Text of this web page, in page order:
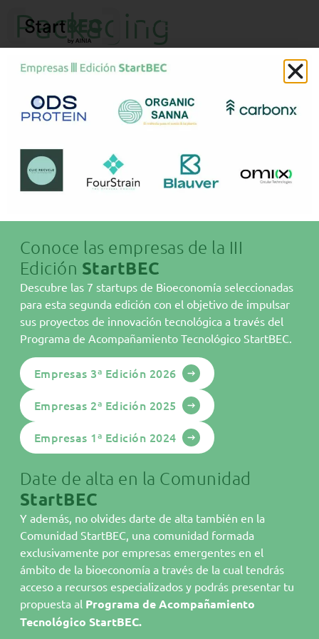
Packaging
biosoluble hecho
con algas
Sobre AINIA
Bioeconomía
Áreas StartBEC
Comunidad
Empresas StartBEC
Actualidad
Agenda
Contacto
Parque Tecnológico de Valencia
C/. Benjamín Franklin, 5-11
E46980 Paterna
Tel.
96 136 60 90
Conoce las empresas de la III
Edición StartBEC
Descubre las 7 startups de Bioeconomía seleccionadas
para esta segunda edición con el objetivo de impulsar
sus proyectos de innovación tecnológica a través del
Programa de Acompañamiento Tecnológico StartBEC.
Empresas 3ª Edición 2026
Empresas 2ª Edición 2025
Empresas 1ª Edición 2024
Date de alta en la Comunidad
StartBEC
Y además, no olvides darte de alta también en la
Comunidad StartBEC, una comunidad formada
exclusivamente por empresas emergentes en el
ámbito de la bioeconomía a través de la cual tendrás
acceso a recursos especializados y podrás presentar tu
propuesta al Programa de Acompañamiento
Tecnológico StartBEC.